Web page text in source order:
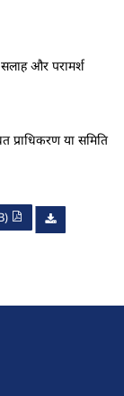
सलाह और परामर्श
या समिति